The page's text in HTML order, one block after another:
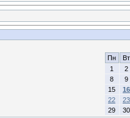
Пн
Вт
1
2
8
9
15
16
22
23
29
30